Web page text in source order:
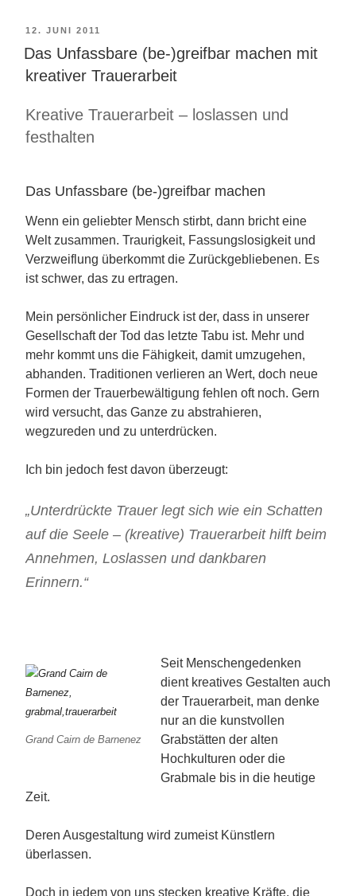
VERÖFFENTLICHT
AM
12. JUNI 2011
Das Unfassbare (be-)greifbar machen mit
kreativer Trauerarbeit
Kreative Trauerarbeit – loslassen und
festhalten
Das Unfassbare (be-)greifbar machen
Wenn ein geliebter Mensch stirbt, dann bricht eine
Welt zusammen. Traurigkeit, Fassungslosigkeit und
Verzweiflung überkommt die Zurückgebliebenen. Es
ist schwer, das zu ertragen.
Mein persönlicher Eindruck ist der, dass in unserer
Gesellschaft der Tod das letzte Tabu ist. Mehr und
mehr kommt uns die Fähigkeit, damit umzugehen,
abhanden. Traditionen verlieren an Wert, doch neue
Formen der Trauerbewältigung fehlen oft noch. Gern
wird versucht, das Ganze zu abstrahieren,
wegzureden und zu unterdrücken.
Ich bin jedoch fest davon überzeugt:
„Unterdrückte Trauer legt sich wie ein Schatten
auf die Seele – (kreative) Trauerarbeit hilft beim
Annehmen, Loslassen und dankbaren
Erinnern.“
Grand Cairn de Barnenez
Seit Menschengedenken
dient kreatives Gestalten auch
der Trauerarbeit, man denke
nur an die kunstvollen
Grabstätten der alten
Hochkulturen oder die
Grabmale bis in die heutige
Zeit.
Deren Ausgestaltung wird zumeist Künstlern
überlassen.
Doch in jedem von uns stecken kreative Kräfte, die